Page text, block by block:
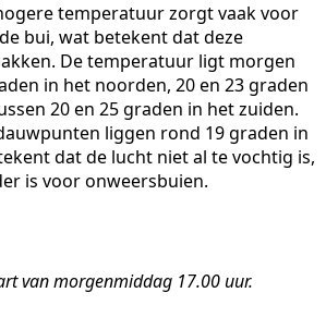
temperatuur zorgt vaak voor
bui, wat betekent dat deze
De temperatuur ligt morgen
in het noorden, 20 en 23 graden
20 en 25 graden in het zuiden.
liggen rond 19 graden in
dat de lucht niet al te vochtig is,
is voor onweersbuien.
van morgenmiddag 17.00 uur.